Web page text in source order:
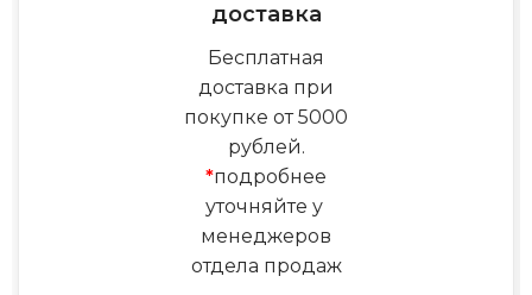
доставка
Бесплатная
доставка при
покупке от 5000
рублей.
*подробнее
уточняйте у
менеджеров
отдела продаж